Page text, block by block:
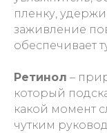
пленку,
заживление
обеспечивает
Ретинол –
который
какой момент
чутким